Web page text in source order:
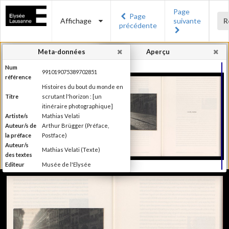
Affichage
Page
précédente
Page
suivante
Aperçu
Meta-données
Num
référence
991019075389702851
Titre
Histoires du bout du monde en
scrutant l'horizon : [un
itinéraire photographique]
Artiste/s
Mathias Velati
Auteur/s de
la préface
Arthur Brügger (Préface,
Postface)
Auteur/s
des textes
Mathias Velati (Texte)
Editeur
Musée de l'Elysée
Lieu
Lausanne
Recueil de textes de Mathias
Velati dialoguant avec 25 clichés